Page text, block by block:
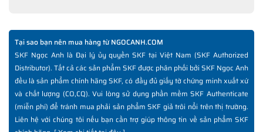
Tại sao bạn nên mua hàng từ NGOCANH.COM
SKF Ngọc Anh là Đại lý ủy quyền SKF tại Việt Nam (SKF Authorized
Distributor). Tất cả các sản phẩm SKF được phân phối bởi SKF Ngọc Anh
đều là sản phẩm chính hãng SKF, có đầy đủ giấy tờ chứng minh xuất xứ
và chất lượng (CO,CQ). Vui lòng sử dụng phần mềm SKF Authenticate
(miễn phí) để tránh mua phải sản phẩm SKF giả trôi nổi trên thị trường.
Liên hệ với chúng tôi nếu bạn cần trợ giúp thông tin về sản phẩm SKF